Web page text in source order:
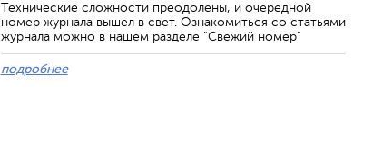
Технические сложности преодолены, и очередной
номер журнала вышел в свет. Ознакомиться со статьями
журнала можно в нашем разделе "Свежий номер"
подробнее